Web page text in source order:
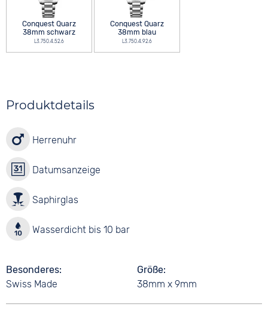
Conquest Quarz
38mm schwarz
L3.750.4.52.6
Conquest Quarz
38mm blau
L3.750.4.92.6
Produktdetails
Herrenuhr
Datumsanzeige
Saphirglas
Wasserdicht bis 10 bar
Besonderes
Swiss Made
Größe
38mm x 9mm